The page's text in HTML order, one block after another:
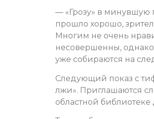
— «Грозу» в минувшую
прошло хорошо,
Многим не очень
несовершенны,
уже собираются на
Следующий показ с
лжи». Приглашаются
областной